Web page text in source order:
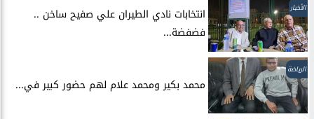
الأخبار
انتخابات نادي الطيران علي صفيح ساخن ..
فضفضة...
الرياضة
محمد بكير ومحمد علام لهم حضور كبير في...